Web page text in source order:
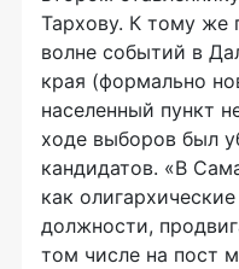
Тархову. К тому же
волне событий в
края (формально
населенный пункт
ходе выборов был
кандидатов. «В
как
должности,
том числе на пост